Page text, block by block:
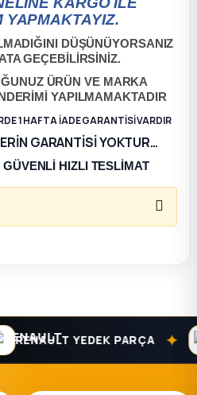
YAPMAKTAYIZ.
DÜŞÜNÜYORSANIZ
GEÇEBİLİRSİNİZ.
ÜRÜN VE MARKA
YAPILMAMAKTADIR
1 HAFTA İADE GARANTİSİ VARDIR
GARANTİSİ YOKTUR…
HIZLI TESLİMAT
RENAULT YEDEK PARÇA ✦